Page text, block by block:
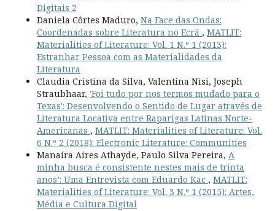
Digitais 2
Daniela Côrtes Maduro, Na Face das Ondas:
Coordenadas sobre Literatura no Ecrã , MATLIT:
Materialities of Literature: Vol. 1 N.º 1 (2013):
Estranhar Pessoa com as Materialidades da
Literatura
Claudia Cristina da Silva, Valentina Nisi, Joseph
Straubhaar, 'Foi tudo por nos termos mudado para o
Texas': Desenvolvendo o Sentido de Lugar através de
Literatura Locativa entre Raparigas Latinas Norte-
Americanas , MATLIT: Materialities of Literature: Vol.
6 N.º 2 (2018): Electronic Literature: Communities
Manaíra Aires Athayde, Paulo Silva Pereira, A
minha busca é consistente nestes mais de trinta
anos’: Uma Entrevista com Eduardo Kac , MATLIT:
Materialities of Literature: Vol. 3 N.º 1 (2015): Artes,
Média e Cultura Digital